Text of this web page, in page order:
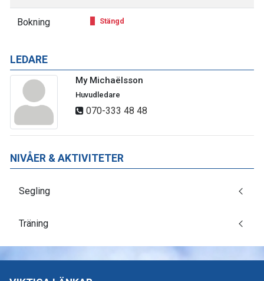
LEDARE
My Michaëlsson
Huvudledare
070-333 48 48
Bokning Stängd
NIVÅER & AKTIVITETER
Segling
Träning